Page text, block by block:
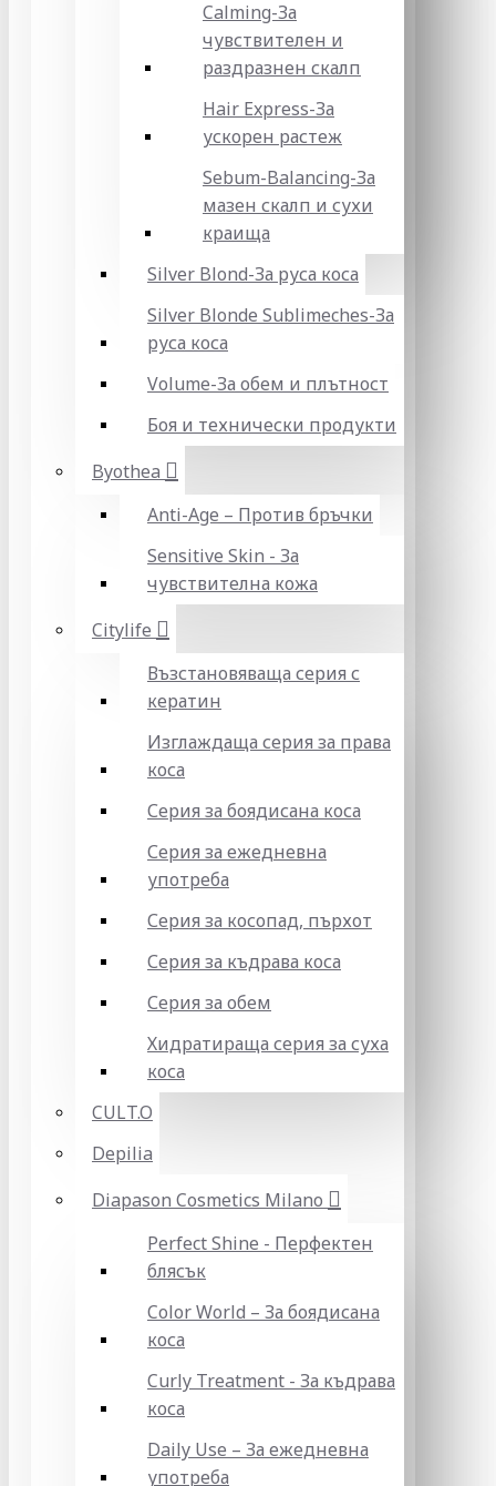
Calming-За
чувствителен и
раздразнен скалп
Hair Express-За
ускорен растеж
Sebum-Balancing-За
мазен скалп и сухи
краища
Silver Blond-За руса коса
Silver Blonde Sublіmeches-За
руса коса
Volume-За обем и плътност
Боя и технически продукти
Byothea
Anti-Age – Против бръчки
Sensitive Skin - За
чувствителна кожа
Citylife
Възстановяваща серия с
кератин
Изглаждаща серия за права
коса
Серия за боядисана коса
Серия за ежедневна
употреба
Серия за косопад, пърхот
Серия за къдрава коса
Серия за обем
Хидратираща серия за суха
коса
CULT.O
Depilia
Diapason Cosmetics Milano
Perfect Shine - Перфектен
блясък
Color World – За боядисана
коса
Curly Treatment - За къдрава
коса
Daily Use – За ежедневна
употреба